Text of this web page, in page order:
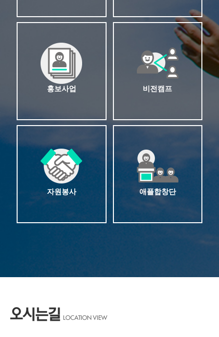
홍보사업 비전캠프
자원봉사 애플합창단
오시는길 LOCATION VIEW